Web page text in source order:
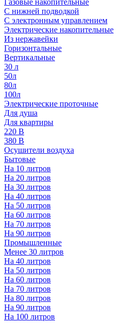
Газовые накопительные
С нижней подводкой
С электронным управлением
Электрические накопительные
Из нержавейки
Горизонтальные
Вертикальные
30 л
50л
80л
100л
Электрические проточные
Для душа
Для квартиры
220 В
380 В
Осушители воздуха
Бытовые
На 10 литров
На 20 литров
На 30 литров
На 40 литров
На 50 литров
На 60 литров
На 70 литров
На 90 литров
Промышленные
Менее 30 литров
На 40 литров
На 50 литров
На 60 литров
На 70 литров
На 80 литров
На 90 литров
На 100 литров